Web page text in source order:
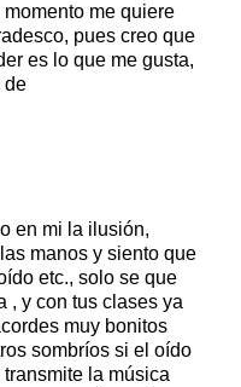
me quiere
pues creo que
es lo que me gusta,
de
en mi la ilusión,
manos y siento que
etc., solo se que
, y con tus clases ya
muy bonitos
sombríos si el oído
la música